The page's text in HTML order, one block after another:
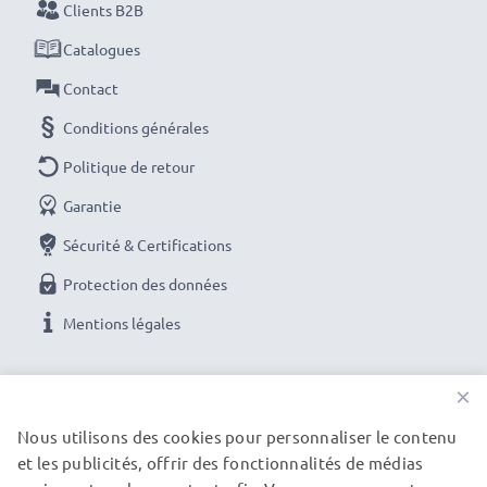
Clients B2B
Catalogues
Contact
Conditions générales
Politique de retour
Garantie
Sécurité & Certifications
Protection des données
Mentions légales
NOS PARTENAIRES DE LIVRAISON
×
Nous utilisons des cookies pour personnaliser le contenu
et les publicités, offrir des fonctionnalités de médias